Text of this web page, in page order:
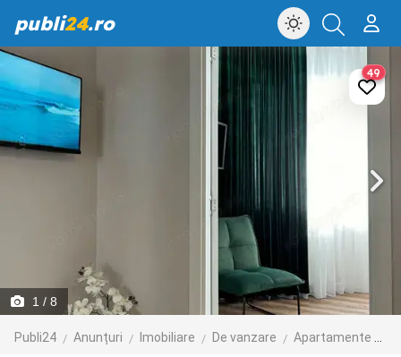
publi24.ro
1 / 8
Publi24 Anunțuri Imobiliare De vanzare Apartamente de vanzare
49